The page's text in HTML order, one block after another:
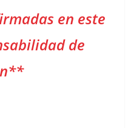
en este
de